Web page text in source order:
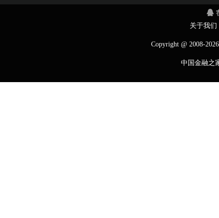
关于我
Copyright @ 2008-2026
中国金融之